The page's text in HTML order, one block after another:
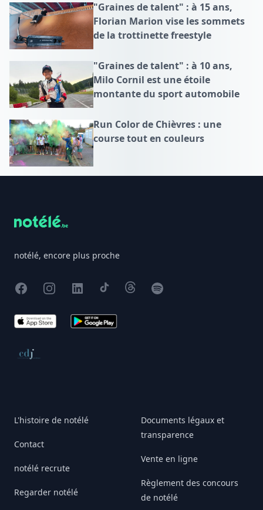
"Graines de talent" : à 15 ans,
Florian Marion vise les sommets
de la trottinette freestyle
"Graines de talent" : à 10 ans,
Milo Cornil est une étoile
montante du sport automobile
Run Color de Chièvres : une
course tout en couleurs
notélé, encore plus proche
FacebookInstagram
X TikTokThreadsSpotify
App Store Google Play
Conseil de déontologie journalistique
L'histoire de notélé
Contact
notélé recrute
Regarder notélé
Documents légaux et
transparence
Vente en ligne
Règlement des concours
de notélé